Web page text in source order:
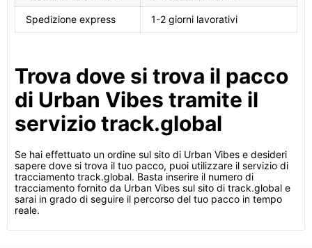
Spedizione express 1-2 giorni lavorativi
Trova dove si trova il pacco
di Urban Vibes tramite il
servizio track.global
Se hai effettuato un ordine sul sito di Urban Vibes e desideri
sapere dove si trova il tuo pacco, puoi utilizzare il servizio di
tracciamento track.global. Basta inserire il numero di
tracciamento fornito da Urban Vibes sul sito di track.global e
sarai in grado di seguire il percorso del tuo pacco in tempo
reale.